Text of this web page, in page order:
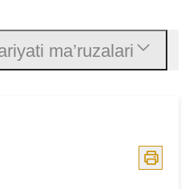
ma’ruzalari